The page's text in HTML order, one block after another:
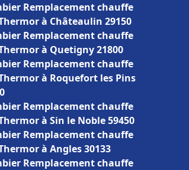
Remplacement chauffe
à Châteaulin 29150
Remplacement chauffe
à Quetigny 21800
Remplacement chauffe
à Roquefort les Pins
Remplacement chauffe
à Sin le Noble 59450
Remplacement chauffe
à Angles 30133
Remplacement chauffe